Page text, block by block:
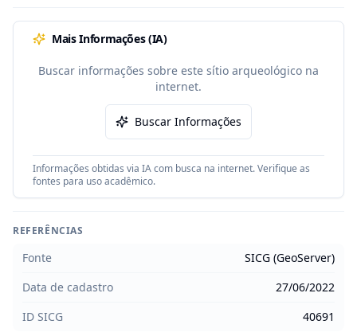
Mais Informações (IA)
Buscar informações sobre este sítio arqueológico na
internet.
Buscar Informações
Informações obtidas via IA com busca na internet. Verifique as
fontes para uso acadêmico.
REFERÊNCIAS
Fonte
SICG (GeoServer)
Data de cadastro
27/06/2022
ID SICG
40691